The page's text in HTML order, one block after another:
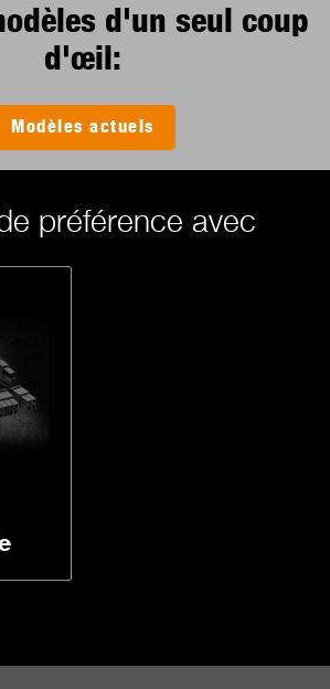
d'un seul coup
d'œil:
Modèles actuels
préférence avec